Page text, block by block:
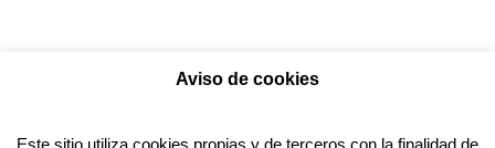
Política de Cookies
Aviso de cookies
Este sitio utiliza cookies propias y de terceros con la finalidad de